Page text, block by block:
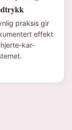
praksis gir
effekt
kar-